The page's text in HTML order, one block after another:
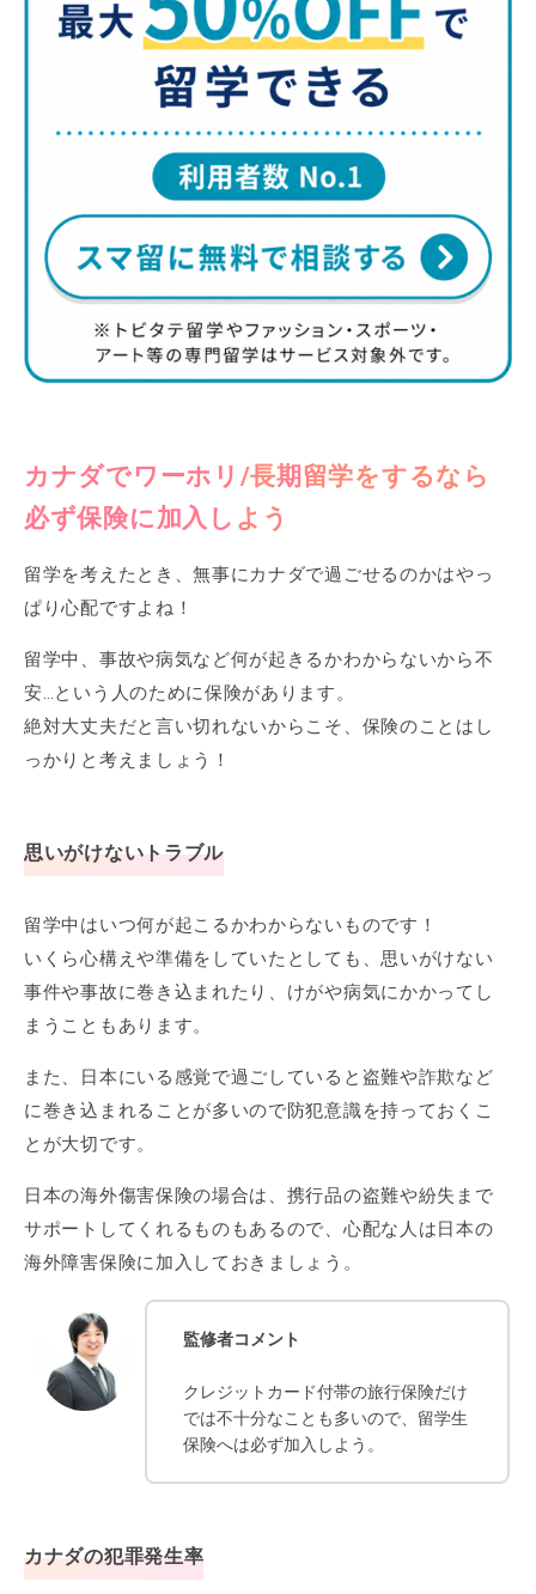
カナダでワーホリ/長期留学をするなら
必ず保険に加入しよう
留学を考えたとき、無事にカナダで過ごせるのかはやっ
ぱり心配ですよね！
留学中、事故や病気など何が起きるかわからないから不
安…という人のために保険があります。
絶対大丈夫だと言い切れないからこそ、保険のことはし
っかりと考えましょう！
思いがけないトラブル
留学中はいつ何が起こるかわからないものです！
いくら心構えや準備をしていたとしても、思いがけない
事件や事故に巻き込まれたり、けがや病気にかかってし
まうこともあります。
また、日本にいる感覚で過ごしていると盗難や詐欺など
に巻き込まれることが多いので防犯意識を持っておくこ
とが大切です。
日本の海外傷害保険の場合は、携行品の盗難や紛失まで
サポートしてくれるものもあるので、心配な人は日本の
海外障害保険に加入しておきましょう。
監修者コメント
クレジットカード付帯の旅行保険だけ
では不十分なことも多いので、留学生
保険へは必ず加入しよう。
カナダの犯罪発生率